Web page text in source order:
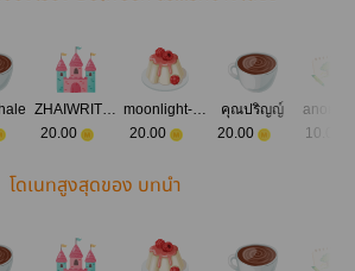
ZHAIWRITER​
20.00
moonlight-mini
20.00
คุณปริญญ์
20.00
10.00
โดเนทสูงสุดของ บทนำ